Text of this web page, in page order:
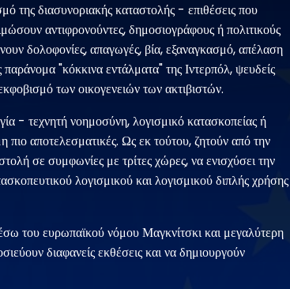
της διασυνοριακής καταστολής - επιθέσεις που
αντιφρονούντες, δημοσιογράφους ή πολιτικούς
δολοφονίες, απαγωγές, βία, εξαναγκασμό, απέλαση
"κόκκινα εντάλματα" της Ιντερπόλ, ψευδείς
των οικογενειών των ακτιβιστών.
- τεχνητή νοημοσύνη, λογισμικό κατασκοπείας ή
πιο αποτελεσματικές. Ως εκ τούτου, ζητούν από την
σε συμφωνίες με τρίτες χώρες, να ενισχύσει την
λογισμικού και λογισμικού διπλής χρήσης
του ευρωπαϊκού νόμου Μαγκνίτσκι και μεγαλύτερη
διαφανείς εκθέσεις και να δημιουργούν